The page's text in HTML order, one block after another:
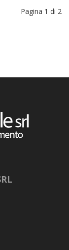
Pagina 1 di 2